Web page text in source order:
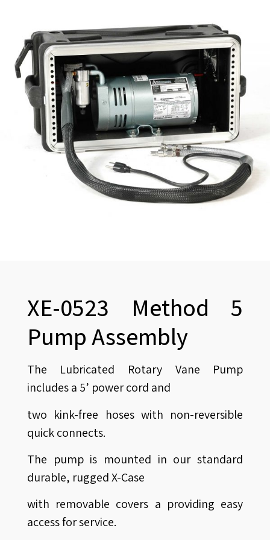
XE-0523 Method 5
Pump Assembly
The Lubricated Rotary Vane Pump
includes a 5’ power cord and
two kink-free hoses with non-reversible
quick connects.
The pump is mounted in our standard
durable, rugged X-Case
with removable covers a providing easy
access for service.